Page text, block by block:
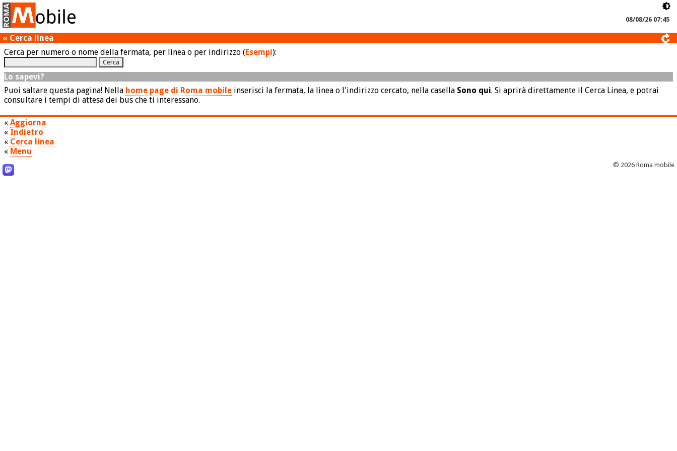
08/08/26 07:45
« Cerca linea
Cerca per numero o nome della fermata, per linea o per indirizzo (Esempi):
Lo sapevi?
Puoi saltare questa pagina! Nella home page di Roma mobile inserisci la fermata, la linea o l'indirizzo cercato, nella casella Sono qui. Si aprirà direttamente il Cerca Linea, e potrai
consultare i tempi di attesa dei bus che ti interessano.
« Aggiorna
« Indietro
« Cerca linea
« Menu
© 2026 Roma mobile